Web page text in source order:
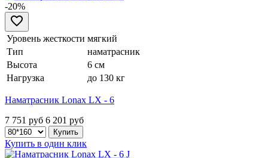
-20%
Уровень жесткости мягкий
Тип
наматрасник
Высота
6 см
Нагрузка
до 130 кг
Наматрасник Lonax LX - 6
7 751 руб 6 201 руб
Купить в один клик